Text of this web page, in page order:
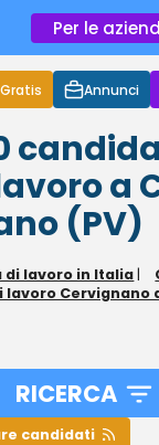
Per le
Annunci
a
(PV)
di lavoro in Italia |
lavoro Cervignano
RICERCA
candidati